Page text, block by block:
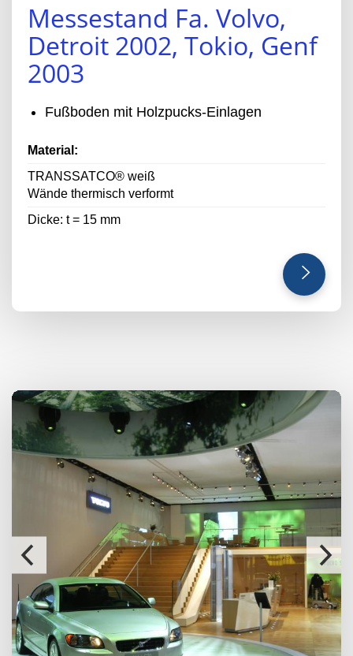
Messestand Fa. Volvo,
Detroit 2002, Tokio, Genf
2003
Fußboden mit Holzpucks-Einlagen
Material:
TRANSSATCO® weiß
Wände thermisch verformt
Dicke: t = 15 mm